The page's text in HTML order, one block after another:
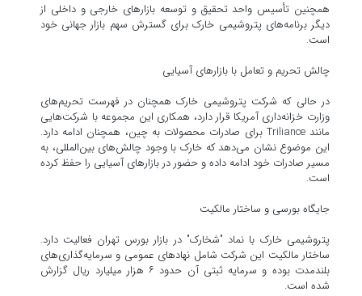
همچنین تأسیس واحد تحقیق و توسعه بازارهای خارجی و داخلی از
دیگر برنامه‌های پتروشیمی خارک برای گسترش سهم بازار جهانی خود
است.
چالش تحریم و تعامل با بازارهای آسیایی
در حالی که شرکت پتروشیمی خارک همچنان در فهرست تحریم‌های
وزارت خزانه‌داری آمریکا قرار دارد، همکاری این مجموعه با شرکت‌هایی
مانند Triliance برای صادرات محصولات به چین، همچنان ادامه دارد.
این موضوع نشان می‌دهد که خارک با وجود چالش‌های بین‌المللی، به
مسیر صادرات خود ادامه داده و حضور در بازارهای آسیایی را حفظ کرده
است.
جایگاه بورسی و ساختار مالکیت
پتروشیمی خارک با نماد "شخارک" در بازار بورس تهران فعالیت دارد.
ساختار مالکیت این شرکت شامل نهادهای عمومی و سرمایه‌گذاری‌های
بلندمدت بوده و سرمایه ثبتی آن حدود ۶ هزار میلیارد ریال گزارش
شده است.